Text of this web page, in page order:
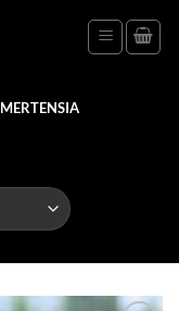
MERTENSIA